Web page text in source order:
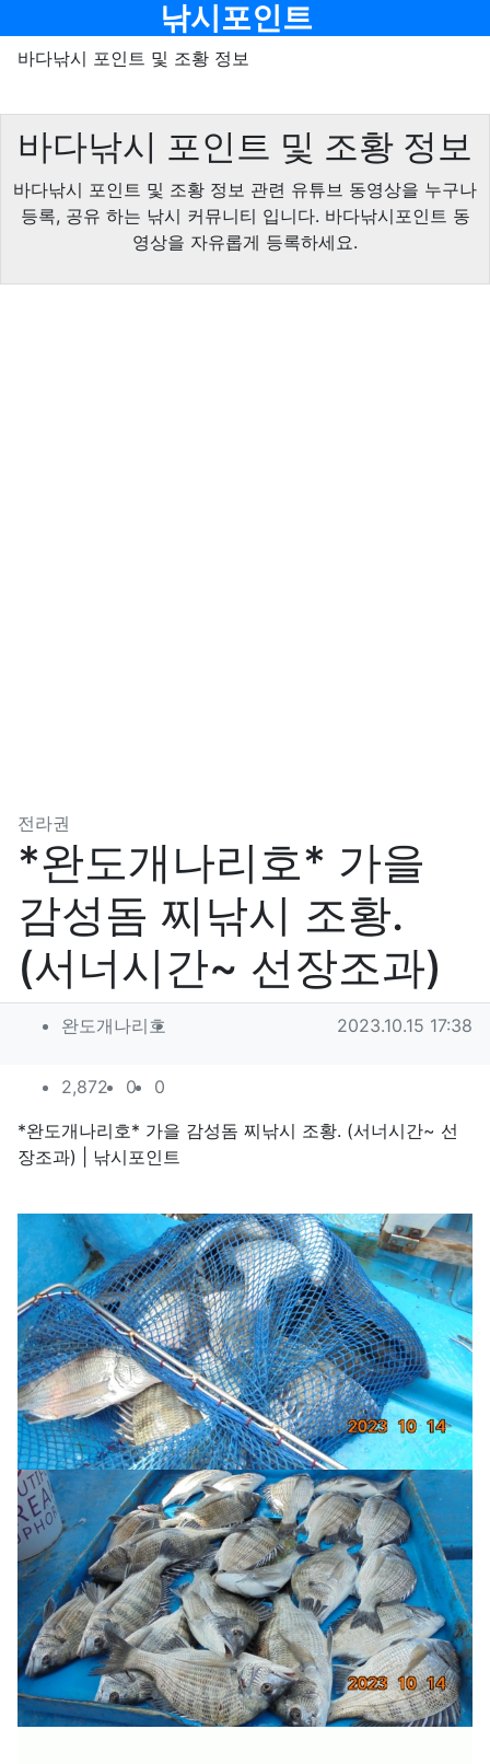
낚시포인트
바다낚시 포인트 및 조황 정보
바다낚시 포인트 및 조황 정보
바다낚시 포인트 및 조황 정보 관련 유튜브 동영상을 누구나
등록, 공유 하는 낚시 커뮤니티 입니다. 바다낚시포인트 동
영상을 자유롭게 등록하세요.
전라권
*완도개나리호* 가을
감성돔 찌낚시 조황.
(서너시간~ 선장조과)
작성자 정보
완도개나리호 작성일
2023.10.15 17:38
컨텐츠 정보
2,872조회
0추천
0
본문
*완도개나리호* 가을 감성돔 찌낚시 조황. (서너시간~ 선
장조과) | 낚시포인트